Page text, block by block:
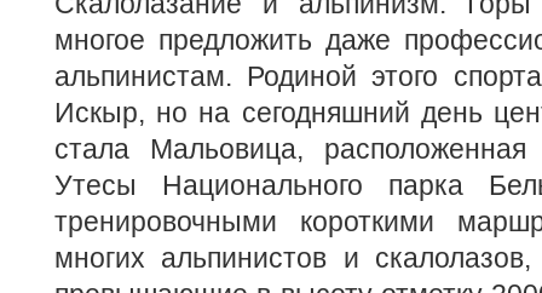
многое предложить даже
альпинистам. Родиной этого
Искыр, но на сегодняшний день
стала Мальовица,
Утесы Национального парка
тренировочными короткими
многих альпинистов и